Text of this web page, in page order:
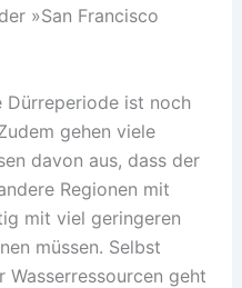
»San Francisco
Dürreperiode ist noch
gehen viele
davon aus, dass der
Regionen mit
mit viel geringeren
müssen. Selbst
geht